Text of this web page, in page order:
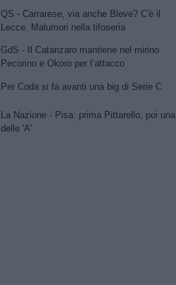
QS - Carrarese, via anche Bleve? C'è il
Lecce. Malumori nella tifoseria
GdS - Il Catanzaro mantiene nel mirino
Pecorino e Okoro per l’attacco
Per Coda si fa avanti una big di Serie C
La Nazione - Pisa: prima Pittarello, poi una
delle 'A'